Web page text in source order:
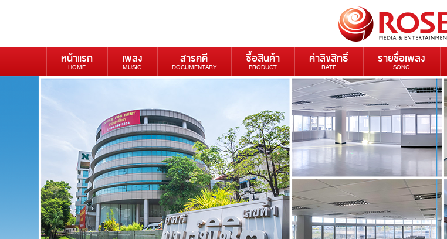
หน้าแรก
HOME
เพลง
MUSIC
สารคดี
DOCUMENTARY
ซื้อสินค้า
PRODUCT
ค่าลิขสิทธิ์
RATE
รายชื่อเพลง
SONG